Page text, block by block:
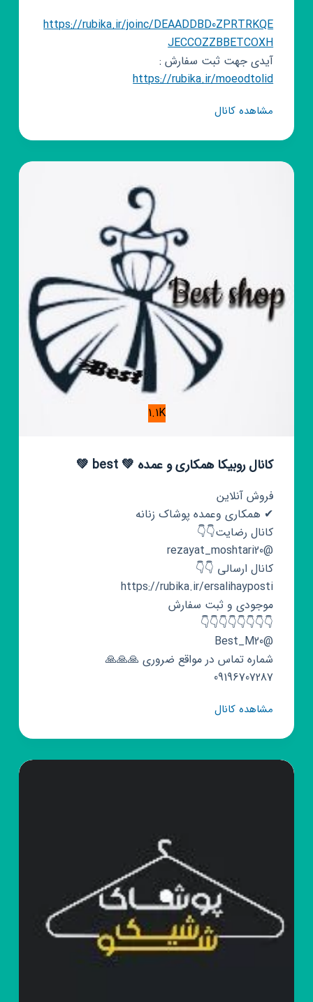
https://rubika.ir/joinc/DEAADDBD0ZPRTRKQE
JECCOZZBBETCOXH
آیدی جهت ثبت سفارش :
https://rubika.ir/moeodtolid
مشاهده کانالکانال
تولیدی
موعود،
1.1K
کانال روبیکا همکاری و عمده 💚 best 💚
فروش آنلاین
✔ همکاری وعمده پوشاک زنانه
کانال رضایت👇👇
@rezayat_moshtari20
کانال ارسالی 👇👇
https://rubika.ir/ersalihayposti
موجودی و ثبت سفارش
👇👇👇👇👇👇👇👇
@Best_M20
شماره تماس در مواقع ضروری 🙏🙏🙏
09196707287
مشاهده کانالکانال
همکاری
و